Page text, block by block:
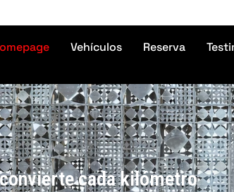
Sin
Vehículos Reserva
cada kilómetro